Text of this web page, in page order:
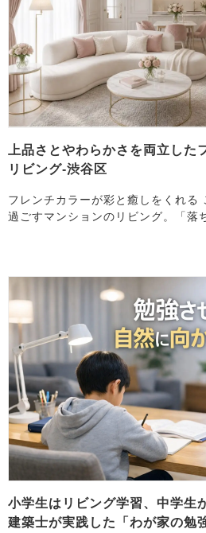
上品さとやわらかさを両立した
リビング-渋谷区
フレンチカラーが彩と癒しをくれる ご夫婦でゆったりと
過ごすマンションのリビング。「落
小学生はリビング学習、中学生
建築士が実践した「わが家の勉